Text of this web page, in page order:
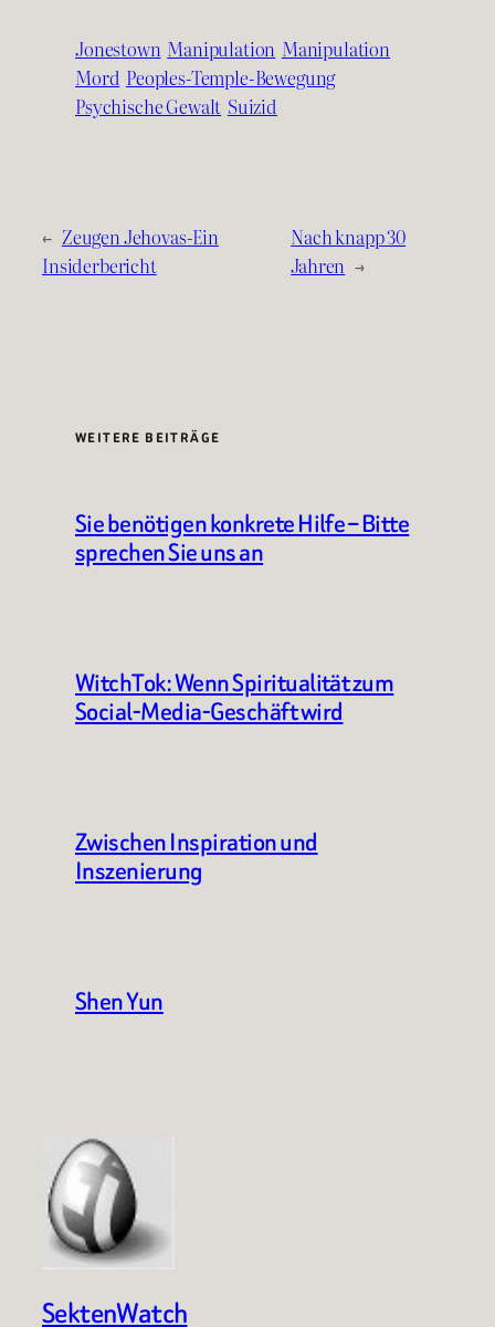
Jonestown Manipulation Manipulation
Mord Peoples-Temple-Bewegung
Psychische Gewalt Suizid
← Zeugen Jehovas-Ein
Insiderbericht
Nach knapp 30
Jahren →
WEITERE BEITRÄGE
Sie benötigen konkrete Hilfe – Bitte
sprechen Sie uns an
WitchTok: Wenn Spiritualität zum
Social-Media-Geschäft wird
Zwischen Inspiration und
Inszenierung
Shen Yun
SektenWatch